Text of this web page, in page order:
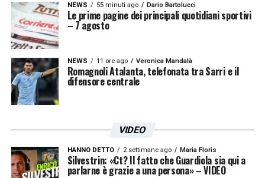
NEWS 55 minuti ago Dario Bartolucci
Le prime pagine dei principali quotidiani sportivi
– 7 agosto
NEWS 11 ore ago Veronica Mandalà
Romagnoli Atalanta, telefonata tra Sarri e il
difensore centrale
VIDEO
HANNO DETTO 2 settimane ago Maria Floris
Silvestrin: «Ct? Il fatto che Guardiola sia qui a
parlarne è grazie a una persona» – VIDEO